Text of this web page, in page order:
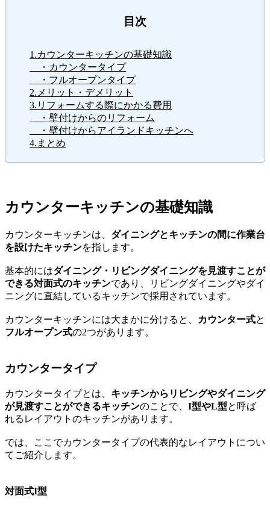
目次
1.カウンターキッチンの基礎知識
・カウンタータイプ
・フルオープンタイプ
2.メリット・デメリット
3.リフォームする際にかかる費用
・壁付けからのリフォーム
・壁付けからアイランドキッチンへ
4.まとめ
カウンターキッチンの基礎知識
カウンターキッチンは、 ダイニングとキッチンの間に作業台
を設けたキッチンを指します。
基本的にはダイニング・リビングダイニングを見渡すことが
できる対面式のキッチンであり、リビングダイニングやダイ
ニングに直結しているキッチンで採用されています。
カウンターキッチンには大まかに分けると、 カウンター式と
フルオープン式の2つがあります。
カウンタータイプ
カウンタータイプとは、 キッチンからリビングやダイニング
が見渡すことができるキッチンのことで、 I型やL型と呼ば
れるレイアウトのキッチンがあります。
では、ここでカウンタータイプの代表的なレイアウトについ
てご紹介します。
対面式I型